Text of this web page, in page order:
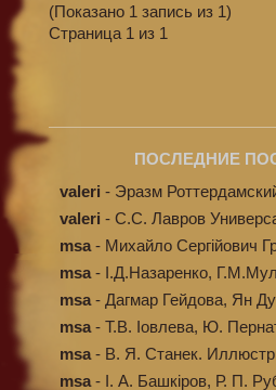
(Показано 1 запись из 1)
Страница 1 из 1
ПОСЛЕДНИЕ
valeri - Эразм
valeri - C.С. Лавров
программи...
msa - Михайло Сергійович
Ілюстров...
msa - І.Д.Назаренко,
msa - Дагмар Гейдова, Ян
Кибал...
msa - Т.В. Іовлева, Ю.
msa - В. Я. Станек.
энциклопе...
msa - І. А. Башкіров, Р. П.